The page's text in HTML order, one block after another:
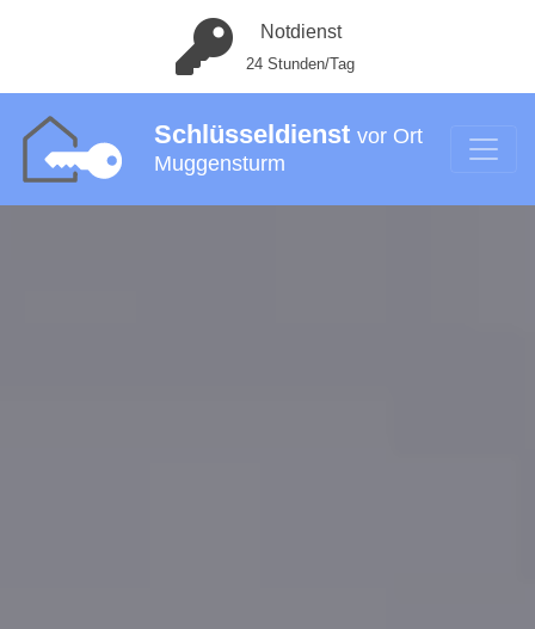
Notdienst
24 Stunden/Tag
Schlüsseldienst vor Ort
Muggensturm